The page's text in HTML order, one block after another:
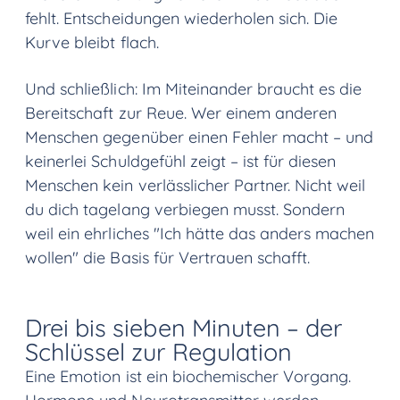
fehlt. Entscheidungen wiederholen sich. Die
Kurve bleibt flach.
Und schließlich: Im Miteinander braucht es die
Bereitschaft zur Reue. Wer einem anderen
Menschen gegenüber einen Fehler macht – und
keinerlei Schuldgefühl zeigt – ist für diesen
Menschen kein verlässlicher Partner. Nicht weil
du dich tagelang verbiegen musst. Sondern
weil ein ehrliches "Ich hätte das anders machen
wollen" die Basis für Vertrauen schafft.
Drei bis sieben Minuten – der
Schlüssel zur Regulation
Eine Emotion ist ein biochemischer Vorgang.